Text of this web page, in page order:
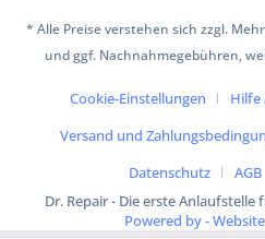
* Alle Preise verstehen sich zzgl.
und ggf. Nachnahmegebühren,
Cookie-Einstellungen Hilfe
Versand und
Datenschutz
AGB
Dr. Repair - Die erste
Powered by -